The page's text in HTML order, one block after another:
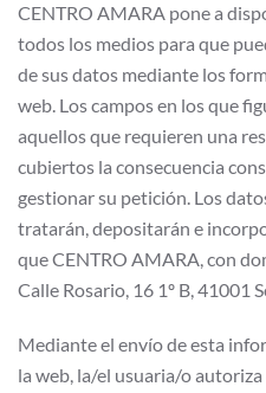
CENTRO AMARA pone a
todos los medios para que
de sus datos mediante los
web. Los campos en los que
aquellos que requieren una
cubiertos la consecuencia
gestionar su petición. Los
tratarán, depositarán e
que CENTRO AMARA, con
Calle Rosario, 16 1º B, 41001
Mediante el envío de esta
la web, la/el usuaria/o